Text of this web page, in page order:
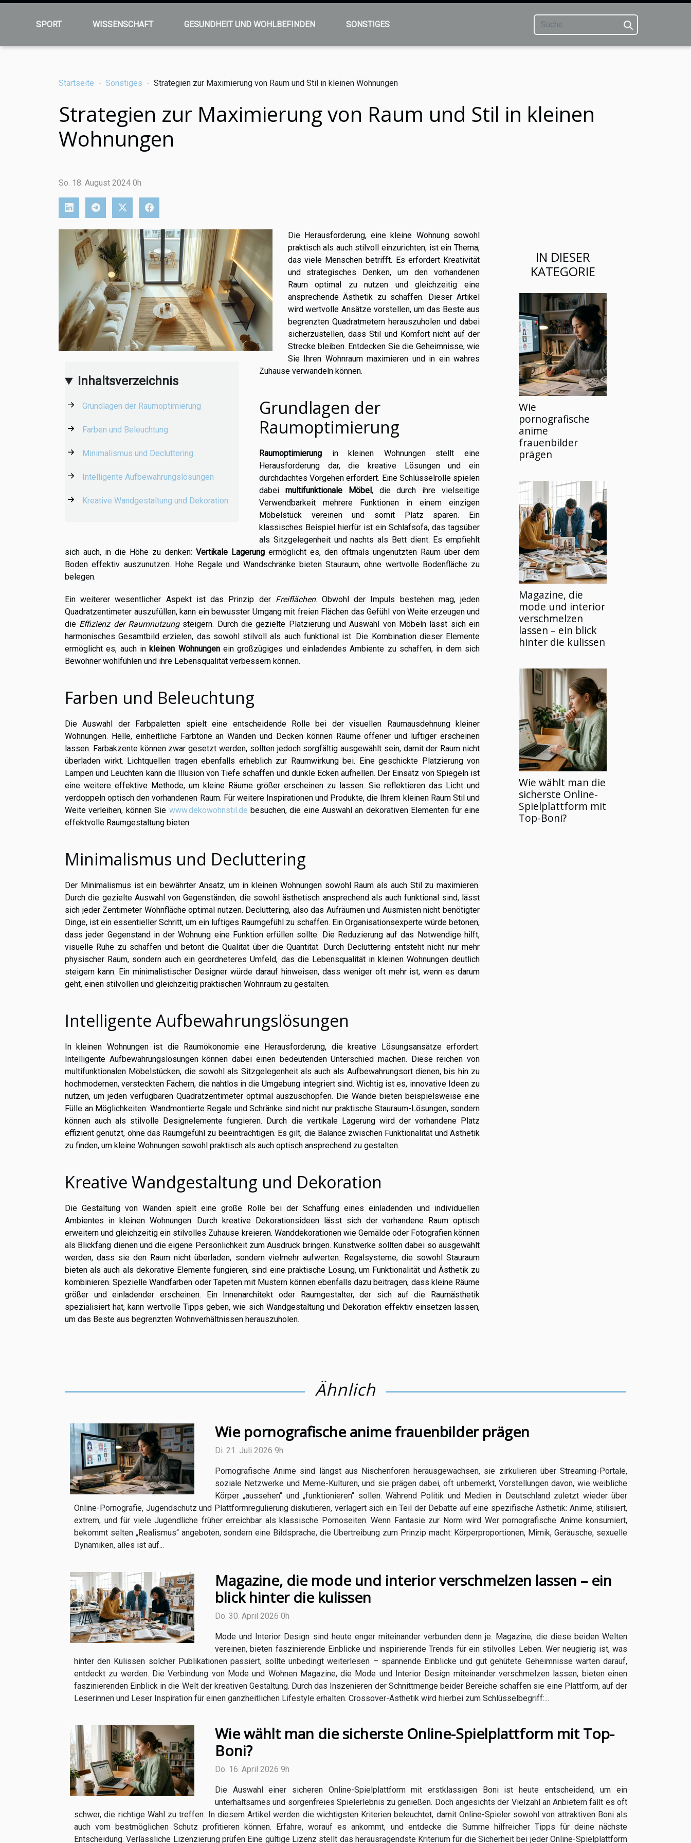
SPORT WISSENSCHAFT GESUNDHEIT UND WOHLBEFINDEN SONSTIGES
Startseite Sonstiges Strategien zur Maximierung von Raum und Stil in kleinen Wohnungen
Strategien zur Maximierung von Raum und Stil in kleinen
Wohnungen
So. 18. August 2024 0h
Inhaltsverzeichnis
Grundlagen der Raumoptimierung
Farben und Beleuchtung
Minimalismus und Decluttering
Intelligente Aufbewahrungslösungen
Kreative Wandgestaltung und Dekoration
Die Herausforderung, eine kleine Wohnung sowohl
praktisch als auch stilvoll einzurichten, ist ein Thema,
das viele Menschen betrifft. Es erfordert Kreativität
und strategisches Denken, um den vorhandenen
Raum optimal zu nutzen und gleichzeitig eine
ansprechende Ästhetik zu schaffen. Dieser Artikel
wird wertvolle Ansätze vorstellen, um das Beste aus
begrenzten Quadratmetern herauszuholen und dabei
sicherzustellen, dass Stil und Komfort nicht auf der
Strecke bleiben. Entdecken Sie die Geheimnisse, wie
Sie Ihren Wohnraum maximieren und in ein wahres
Zuhause verwandeln können.
Grundlagen der
Raumoptimierung
Raumoptimierung in kleinen Wohnungen stellt eine
Herausforderung dar, die kreative Lösungen und ein
durchdachtes Vorgehen erfordert. Eine Schlüsselrolle spielen
dabei multifunktionale Möbel, die durch ihre vielseitige
Verwendbarkeit mehrere Funktionen in einem einzigen
Möbelstück vereinen und somit Platz sparen. Ein
klassisches Beispiel hierfür ist ein Schlafsofa, das tagsüber
als Sitzgelegenheit und nachts als Bett dient. Es empfiehlt
sich auch, in die Höhe zu denken: Vertikale Lagerung ermöglicht es, den oftmals ungenutzten Raum über dem
Boden effektiv auszunutzen. Hohe Regale und Wandschränke bieten Stauraum, ohne wertvolle Bodenfläche zu
belegen.
Ein weiterer wesentlicher Aspekt ist das Prinzip der Freiflächen. Obwohl der Impuls bestehen mag, jeden
Quadratzentimeter auszufüllen, kann ein bewusster Umgang mit freien Flächen das Gefühl von Weite erzeugen und
die Effizienz der Raumnutzungsteigern. Durch die gezielte Platzierung und Auswahl von Möbeln lässt sich ein
harmonisches Gesamtbild erzielen, das sowohl stilvoll als auch funktional ist. Die Kombination dieser Elemente
ermöglicht es, auch inkleinen Wohnungenein großzügiges und einladendes Ambiente zu schaffen, in dem sich
Bewohner wohlfühlen und ihre Lebensqualität verbessern können.
Farben und Beleuchtung
Die Auswahl der Farbpaletten spielt eine entscheidende Rolle bei der visuellen Raumausdehnung kleiner
Wohnungen. Helle, einheitliche Farbtöne an Wänden und Decken können Räume offener und luftiger erscheinen
lassen. Farbakzente können zwar gesetzt werden, sollten jedoch sorgfältig ausgewählt sein, damit der Raum nicht
überladen wirkt. Lichtquellen tragen ebenfalls erheblich zur Raumwirkung bei. Eine geschickte Platzierung von
Lampen und Leuchten kann die Illusion von Tiefe schaffen und dunkle Ecken aufhellen. Der Einsatz von Spiegeln ist
eine weitere effektive Methode, um kleine Räume größer erscheinen zu lassen. Sie reflektieren das Licht und
verdoppeln optisch den vorhandenen Raum. Für weitere Inspirationen und Produkte, die Ihrem kleinen Raum Stil und
Weite verleihen, können Sie www.dekowohnstil.de besuchen, die eine Auswahl an dekorativen Elementen für eine
effektvolle Raumgestaltung bieten.
Minimalismus und Decluttering
Der Minimalismus ist ein bewährter Ansatz, um in kleinen Wohnungen sowohl Raum als auch Stil zu maximieren.
Durch die gezielte Auswahl von Gegenständen, die sowohl ästhetisch ansprechend als auch funktional sind, lässt
sich jeder Zentimeter Wohnfläche optimal nutzen. Decluttering, also das Aufräumen und Ausmisten nicht benötigter
Dinge, ist ein essentieller Schritt, um ein luftiges Raumgefühl zu schaffen. Ein Organisationsexperte würde betonen,
dass jeder Gegenstand in der Wohnung eine Funktion erfüllen sollte. Die Reduzierung auf das Notwendige hilft,
visuelle Ruhe zu schaffen und betont die Qualität über die Quantität. Durch Decluttering entsteht nicht nur mehr
physischer Raum, sondern auch ein geordneteres Umfeld, das die Lebensqualität in kleinen Wohnungen deutlich
steigern kann. Ein minimalistischer Designer würde darauf hinweisen, dass weniger oft mehr ist, wenn es darum
geht, einen stilvollen und gleichzeitig praktischen Wohnraum zu gestalten.
Intelligente Aufbewahrungslösungen
In kleinen Wohnungen ist die Raumökonomie eine Herausforderung, die kreative Lösungsansätze erfordert.
Intelligente Aufbewahrungslösungen können dabei einen bedeutenden Unterschied machen. Diese reichen von
multifunktionalen Möbelstücken, die sowohl als Sitzgelegenheit als auch als Aufbewahrungsort dienen, bis hin zu
hochmodernen, versteckten Fächern, die nahtlos in die Umgebung integriert sind. Wichtig ist es, innovative Ideen zu
nutzen, um jeden verfügbaren Quadratzentimeter optimal auszuschöpfen. Die Wände bieten beispielsweise eine
Fülle an Möglichkeiten: Wandmontierte Regale und Schränke sind nicht nur praktische Stauraum-Lösungen, sondern
können auch als stilvolle Designelemente fungieren. Durch die vertikale Lagerung wird der vorhandene Platz
effizient genutzt, ohne das Raumgefühl zu beeinträchtigen. Es gilt, die Balance zwischen Funktionalität und Ästhetik
zu finden, um kleine Wohnungen sowohl praktisch als auch optisch ansprechend zu gestalten.
Kreative Wandgestaltung und Dekoration
Die Gestaltung von Wänden spielt eine große Rolle bei der Schaffung eines einladenden und individuellen
Ambientes in kleinen Wohnungen. Durch kreative Dekorationsideen lässt sich der vorhandene Raum optisch
erweitern und gleichzeitig ein stilvolles Zuhause kreieren. Wanddekorationen wie Gemälde oder Fotografien können
als Blickfang dienen und die eigene Persönlichkeit zum Ausdruck bringen. Kunstwerke sollten dabei so ausgewählt
werden, dass sie den Raum nicht überladen, sondern vielmehr aufwerten. Regalsysteme, die sowohl Stauraum
bieten als auch als dekorative Elemente fungieren, sind eine praktische Lösung, um Funktionalität und Ästhetik zu
kombinieren. Spezielle Wandfarben oder Tapeten mit Mustern können ebenfalls dazu beitragen, dass kleine Räume
größer und einladender erscheinen. Ein Innenarchitekt oder Raumgestalter, der sich auf die Raumästhetik
spezialisiert hat, kann wertvolle Tipps geben, wie sich Wandgestaltung und Dekoration effektiv einsetzen lassen,
um das Beste aus begrenzten Wohnverhältnissen herauszuholen.
IN DIESER
KATEGORIE
Wie
pornografische
anime
frauenbilder
prägen
Magazine, die
mode und interior
verschmelzen
lassen – ein blick
hinter die kulissen
Wie wählt man die
sicherste Online-
Spielplattform mit
Top-Boni?
Ähnlich
Wie pornografische anime frauenbilder prägen
Di. 21. Juli 2026 9h
Pornografische Anime sind längst aus Nischenforen herausgewachsen, sie zirkulieren über Streaming-Portale,
soziale Netzwerke und Meme-Kulturen, und sie prägen dabei, oft unbemerkt, Vorstellungen davon, wie weibliche
Körper „aussehen“ und „funktionieren“ sollen. Während Politik und Medien in Deutschland zuletzt wieder über
Online-Pornografie, Jugendschutz und Plattformregulierung diskutieren, verlagert sich ein Teil der Debatte auf eine spezifische Ästhetik: Anime, stilisiert,
extrem, und für viele Jugendliche früher erreichbar als klassische Pornoseiten. Wenn Fantasie zur Norm wird Wer pornografische Anime konsumiert,
bekommt selten „Realismus“ angeboten, sondern eine Bildsprache, die Übertreibung zum Prinzip macht: Körperproportionen, Mimik, Geräusche, sexuelle
Dynamiken, alles ist auf...
Magazine, die mode und interior verschmelzen lassen – ein
blick hinter die kulissen
Do. 30. April 2026 0h
Mode und Interior Design sind heute enger miteinander verbunden denn je. Magazine, die diese beiden Welten
vereinen, bieten faszinierende Einblicke und inspirierende Trends für ein stilvolles Leben. Wer neugierig ist, was
hinter den Kulissen solcher Publikationen passiert, sollte unbedingt weiterlesen – spannende Einblicke und gut gehütete Geheimnisse warten darauf,
entdeckt zu werden. Die Verbindung von Mode und Wohnen Magazine, die Mode und Interior Design miteinander verschmelzen lassen, bieten einen
faszinierenden Einblick in die Welt der kreativen Gestaltung. Durch das Inszenieren der Schnittmenge beider Bereiche schaffen sie eine Plattform, auf der
Leserinnen und Leser Inspiration für einen ganzheitlichen Lifestyle erhalten. Crossover-Ästhetik wird hierbei zum Schlüsselbegriff:...
Wie wählt man die sicherste Online-Spielplattform mit Top-
Boni?
Do. 16. April 2026 9h
Die Auswahl einer sicheren Online-Spielplattform mit erstklassigen Boni ist heute entscheidend, um ein
unterhaltsames und sorgenfreies Spielerlebnis zu genießen. Doch angesichts der Vielzahl an Anbietern fällt es oft
schwer, die richtige Wahl zu treffen. In diesem Artikel werden die wichtigsten Kriterien beleuchtet, damit Online-Spieler sowohl von attraktiven Boni als
auch vom bestmöglichen Schutz profitieren können. Erfahre, worauf es ankommt, und entdecke die Summe hilfreicher Tipps für deine nächste
Entscheidung. Verlässliche Lizenzierung prüfen Eine gültige Lizenz stellt das herausragendste Kriterium für die Sicherheit bei jeder Online-Spielplattform